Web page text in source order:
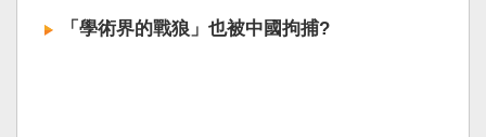
「學術界的戰狼」也被中國拘捕?